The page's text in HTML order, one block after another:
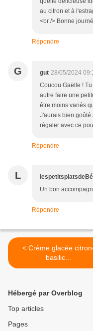
au citron et à
<br /> Bonne
Répondre
G gut 28/05/2024
Coucou Gaëlle !
autre faire une
être moins variés
J'aurais bien goûté
régaler avec ce
Répondre
L
Un bon
Répondre
< Crème glacée citron-
basilic...
Hébergé par Overblog
Top articles
Pages